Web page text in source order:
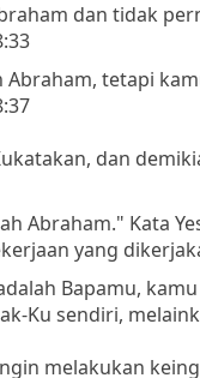
dan tidak
tetapi
dan
Abraham." Kata
yang
Bapamu,
Ku sendiri,
melakukan